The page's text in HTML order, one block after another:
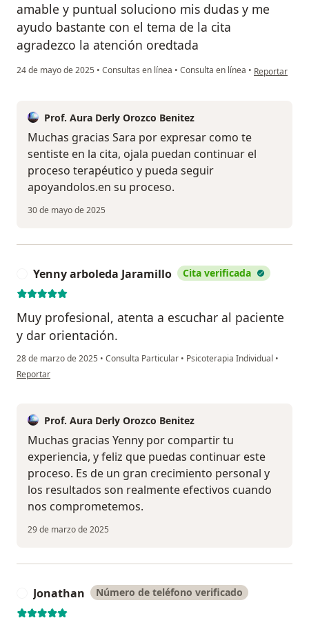
amable y puntual soluciono mis dudas y me
ayudo bastante con el tema de la cita
agradezco la atención oredtada
24 de mayo de 2025 • Consultas en línea • Consulta en línea • en opinión
Reportar
Prof. Aura Derly Orozco Benitez
Muchas gracias Sara por expresar como te
sentiste en la cita, ojala puedan continuar el
proceso terapéutico y pueda seguir
apoyandolos.en su proceso.
30 de mayo de 2025
Yenny arboleda Jaramillo Cita verificada
Muy profesional, atenta a escuchar al paciente
y dar orientación.
28 de marzo de 2025 • Consulta Particular • Psicoterapia Individual •
en opinión del usuario Yenny arboleda Jaramillo
Reportar
Prof. Aura Derly Orozco Benitez
Muchas gracias Yenny por compartir tu
experiencia, y feliz que puedas continuar este
proceso. Es de un gran crecimiento personal y
los resultados son realmente efectivos cuando
nos comprometemos.
29 de marzo de 2025
Jonathan Número de teléfono verificado